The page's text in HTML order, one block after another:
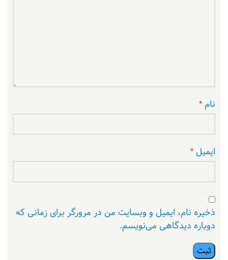
نام*
ایمیل *
ذخیره نام، ایمیل و وبسایت من در مرورگر برای زمانی که
دوباره دیدگاهی می‌نویسم.